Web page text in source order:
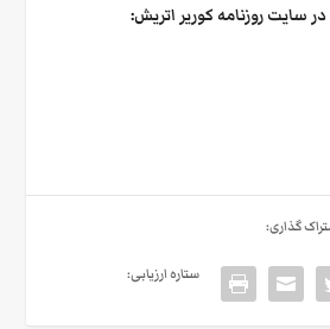
سایت روزنامه کوریر اتریش:
گذاری:
ستاره ارزیابی: